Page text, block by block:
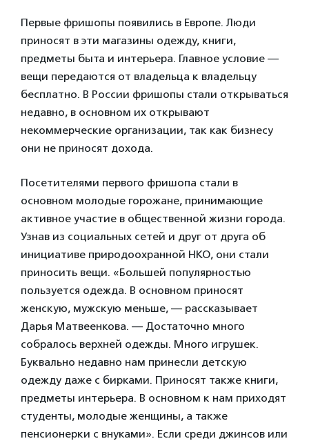
Первые фришопы появились в Европе. Люди
приносят в эти магазины одежду, книги,
предметы быта и интерьера. Главное условие —
вещи передаются от владельца к владельцу
бесплатно. В России фришопы стали открываться
недавно, в основном их открывают
некоммерческие организации, так как бизнесу
они не приносят дохода.
Посетителями первого фришопа стали в
основном молодые горожане, принимающие
активное участие в общественной жизни города.
Узнав из социальных сетей и друг от друга об
инициативе природоохранной НКО, они стали
приносить вещи. «Большей популярностью
пользуется одежда. В основном приносят
женскую, мужскую меньше, — рассказывает
Дарья Матвеенкова. — Достаточно много
собралось верхней одежды. Много игрушек.
Буквально недавно нам принесли детскую
одежду даже с бирками. Приносят также книги,
предметы интерьера. В основном к нам приходят
студенты, молодые женщины, а также
пенсионерки с внуками». Eсли среди джинсов или